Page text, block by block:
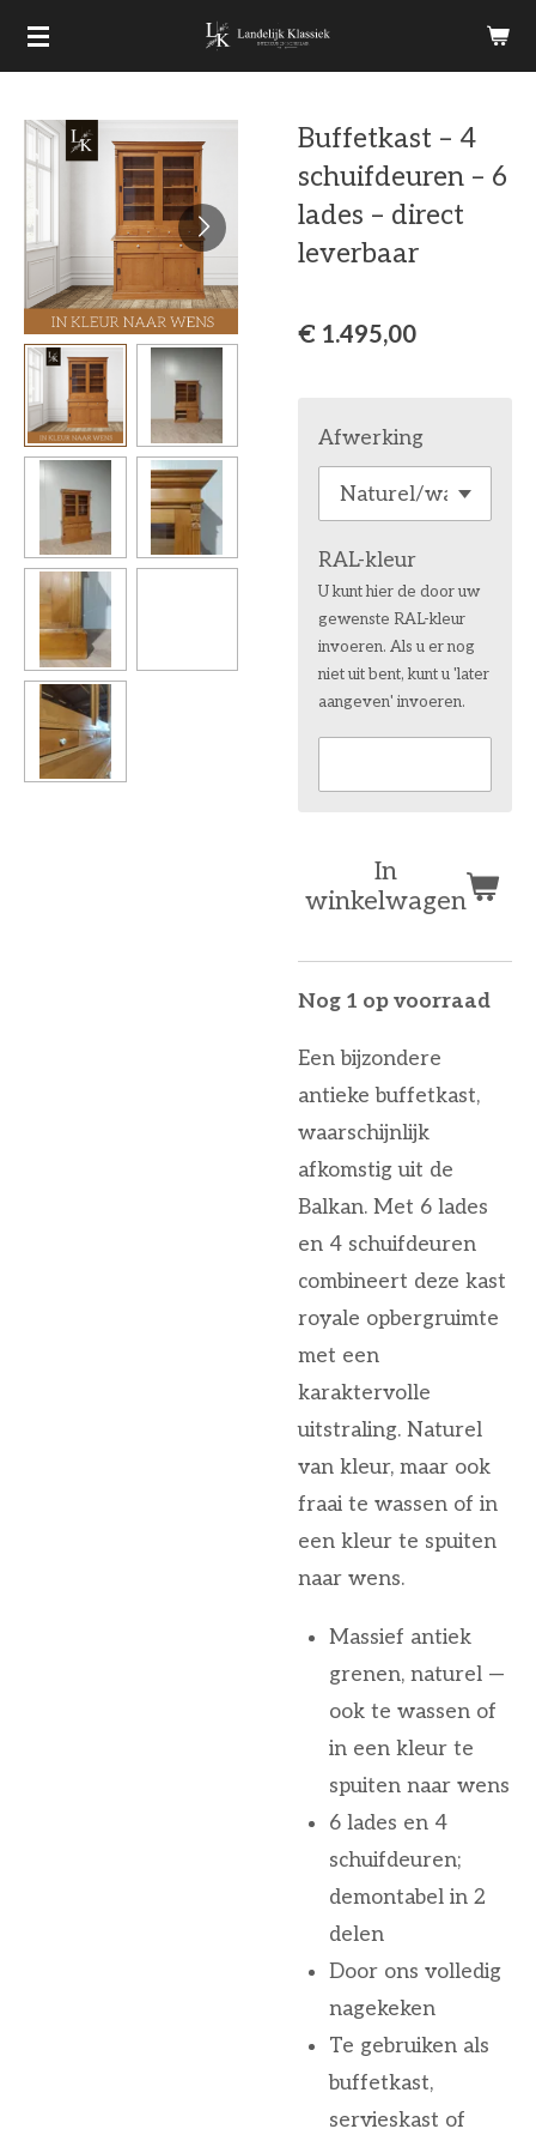
Ga
direct
hoofdinhoud
Buffetkast – 4
schuifdeuren – 6
lades – direct
leverbaar
€ 1.495,00
Afwerking
RAL-kleur
U kunt hier de door uw
gewenste RAL-kleur
invoeren. Als u er nog
niet uit bent, kunt u 'later
aangeven' invoeren.
In
winkelwagen
Nog 1 op voorraad
Een bijzondere
antieke buffetkast,
waarschijnlijk
afkomstig uit de
Balkan. Met 6 lades
en 4 schuifdeuren
combineert deze kast
royale opbergruimte
met een
karaktervolle
uitstraling. Naturel
van kleur, maar ook
fraai te wassen of in
een kleur te spuiten
naar wens.
Massief antiek
grenen, naturel —
ook te wassen of
in een kleur te
spuiten naar wens
6 lades en 4
schuifdeuren;
demontabel in 2
delen
Door ons volledig
nagekeken
Te gebruiken als
buffetkast,
servieskast of